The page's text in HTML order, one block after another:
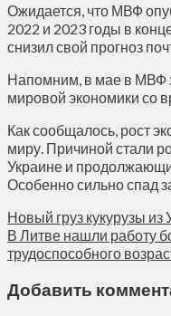
Ожидается, что МВФ
2022 и 2023 годы в
снизил свой прогноз
Напомним, в мае в МВФ
мировой экономики со
Как сообщалось, рост
миру. Причиной стали
Украине и
Особенно сильно спад
Новый груз кукурузы из
В Литве нашли работу
трудоспособного
Добавить